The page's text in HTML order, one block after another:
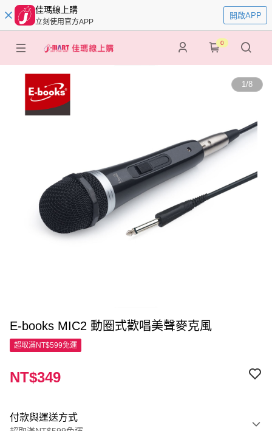
佳瑪線上購
立刻使用官方APP
開啟APP
0
1/8
E-books MIC2 動圈式歡唱美聲麥克風
超取滿NT$599免運
NT$349
付款與運送方式